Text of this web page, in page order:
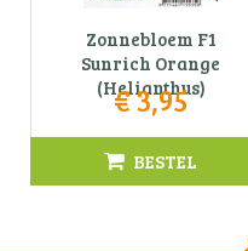
Zonnebloem F1
Sunrich Orange
(Helianthus)
€3,95
BESTEL